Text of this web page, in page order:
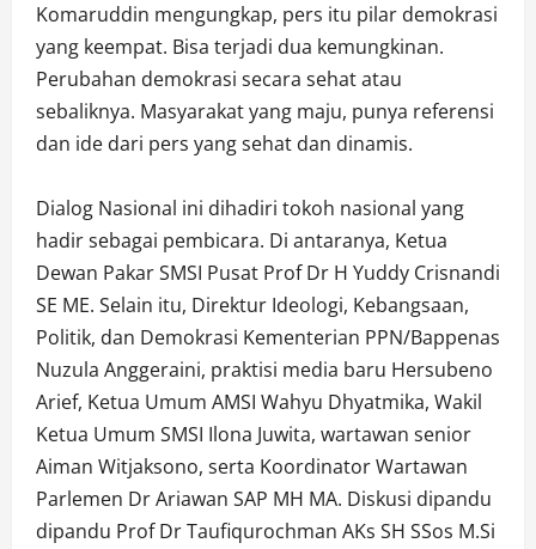
Komaruddin mengungkap, pers itu pilar demokrasi
yang keempat. Bisa terjadi dua kemungkinan.
Perubahan demokrasi secara sehat atau
sebaliknya. Masyarakat yang maju, punya referensi
dan ide dari pers yang sehat dan dinamis.
Dialog Nasional ini dihadiri tokoh nasional yang
hadir sebagai pembicara. Di antaranya, Ketua
Dewan Pakar SMSI Pusat Prof Dr H Yuddy Crisnandi
SE ME. Selain itu, Direktur Ideologi, Kebangsaan,
Politik, dan Demokrasi Kementerian PPN/Bappenas
Nuzula Anggeraini, praktisi media baru Hersubeno
Arief, Ketua Umum AMSI Wahyu Dhyatmika, Wakil
Ketua Umum SMSI Ilona Juwita, wartawan senior
Aiman Witjaksono, serta Koordinator Wartawan
Parlemen Dr Ariawan SAP MH MA. Diskusi dipandu
dipandu Prof Dr Taufiqurochman AKs SH SSos M.Si